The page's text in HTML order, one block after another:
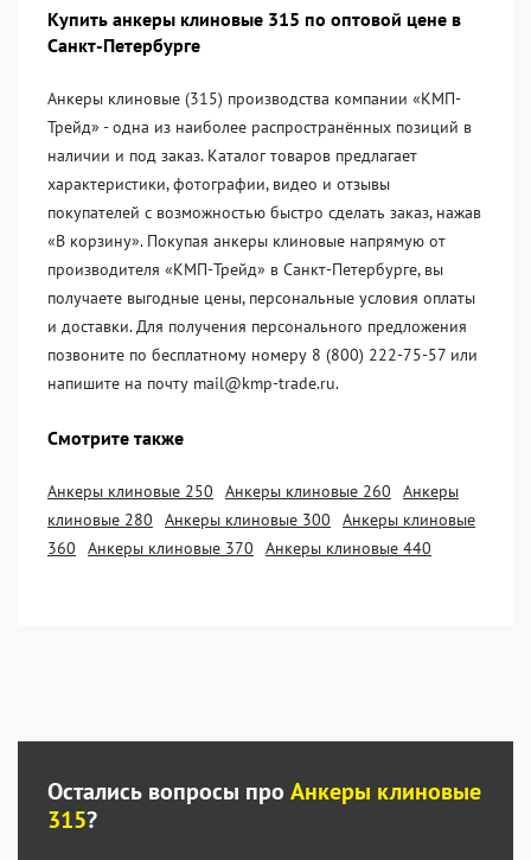
Купить анкеры клиновые 315 по оптовой цене в
Санкт-Петербурге
Анкеры клиновые (315) производства компании «KМП-
Трейд» - одна из наиболее распространённых позиций в
наличии и под заказ. Каталог товаров предлагает
характеристики, фотографии, видео и отзывы
покупателей с возможностью быстро сделать заказ, нажав
«В корзину». Покупая анкеры клиновые напрямую от
производителя «KМП-Трейд» в Санкт-Петербурге, вы
получаете выгодные цены, персональные условия оплаты
и доставки. Для получения персонального предложения
позвоните по бесплатному номеру 8 (800) 222-75-57 или
напишите на почту mail@kmp-trade.ru.
Смотрите также
Анкеры клиновые 250 Анкеры клиновые 260
Анкеры
клиновые 280
Анкеры клиновые 300
Анкеры клиновые
360
Анкеры клиновые 370 Анкеры клиновые 440
Остались вопросы про Анкеры клиновые
315?